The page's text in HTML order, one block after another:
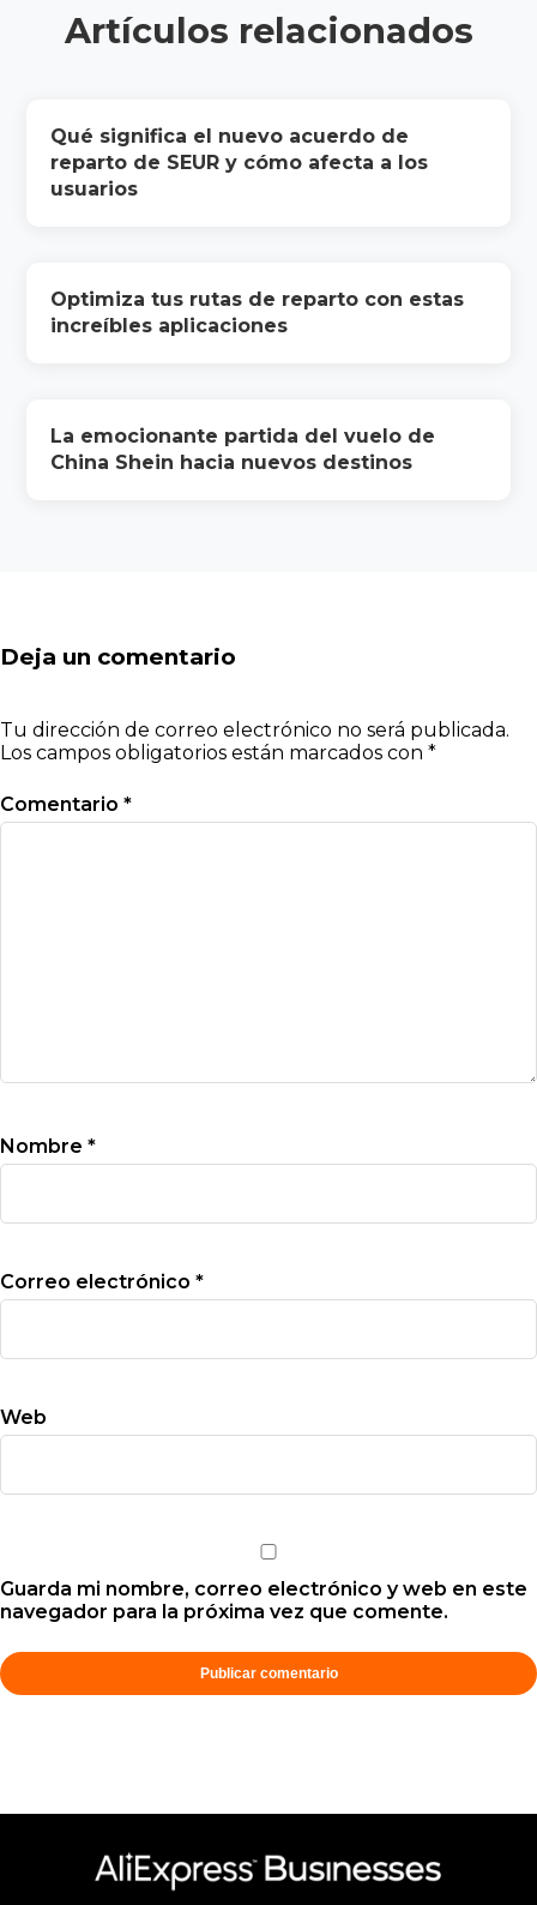
Artículos relacionados
Qué significa el nuevo acuerdo de
reparto de SEUR y cómo afecta a los
usuarios
Optimiza tus rutas de reparto con estas
increíbles aplicaciones
La emocionante partida del vuelo de
China Shein hacia nuevos destinos
Deja un comentario
Tu dirección de correo electrónico no será publicada.
Los campos obligatorios están marcados con *
Comentario *
Nombre *
Correo electrónico *
Web
Guarda mi nombre, correo electrónico y web en este
navegador para la próxima vez que comente.